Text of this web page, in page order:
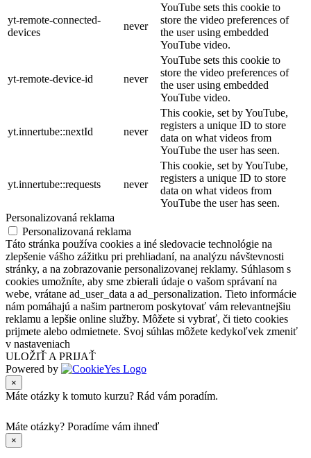
yt-remote-connected-
devices
never
YouTube sets this cookie to
store the video preferences of
the user using embedded
YouTube video.
yt-remote-device-id never
YouTube sets this cookie to
store the video preferences of
the user using embedded
YouTube video.
yt.innertube::nextId never
This cookie, set by YouTube,
registers a unique ID to store
data on what videos from
YouTube the user has seen.
yt.innertube::requests never
This cookie, set by YouTube,
registers a unique ID to store
data on what videos from
YouTube the user has seen.
Personalizovaná reklama
Personalizovaná reklama
Táto stránka používa cookies a iné sledovacie technológie na
zlepšenie vášho zážitku pri prehliadaní, na analýzu návštevnosti
stránky, a na zobrazovanie personalizovanej reklamy. Súhlasom s
cookies umožníte, aby sme zbierali údaje o vašom správaní na
webe, vrátane ad_user_data a ad_personalization. Tieto informácie
nám pomáhajú a našim partnerom poskytovať vám relevantnejšiu
reklamu a lepšie online služby. Môžete si vybrať, či tieto cookies
prijmete alebo odmietnete. Svoj súhlas môžete kedykoľvek zmeniť
v nastaveniach
ULOŽIŤ A PRIJAŤ
Powered by
×
Máte otázky k tomuto kurzu? Rád vám poradím.
Máte otázky? Poradíme vám ihneď
×